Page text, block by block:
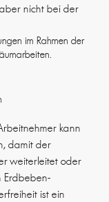
nicht bei der
im Rahmen der
kann
damit der
weiterleitet oder
Erdbeben-
ist ein